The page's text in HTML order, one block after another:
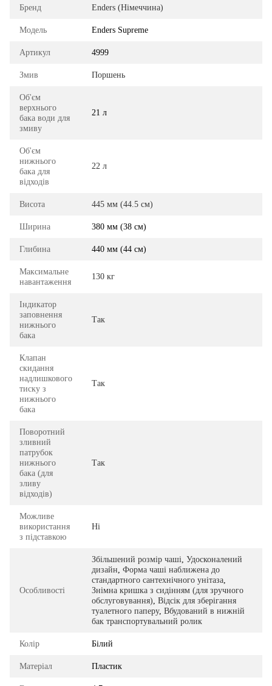
Бренд Enders (Німеччина)
Модель Enders Supreme
Артикул 4999
Змив Поршень
Об'єм
верхнього
бака води для
змиву
21 л
Об'єм
нижнього
бака для
відходів
22 л
Висота 445 мм (44.5 см)
Ширина 380 мм (38 см)
Глибина 440 мм (44 см)
Максимальне
навантаження
130 кг
Індикатор
заповнення
нижнього
бака
Так
Клапан
скидання
надлишкового
тиску з
нижнього
бака
Так
Поворотний
зливний
патрубок
нижнього
бака (для
зливу
відходів)
Так
Можливе
використання
з підставкою
Ні
Особливості
Збільшений розмір чаші Удосконалений
дизайн Форма чаші наближена до
стандартного сантехнічного унітаза
Знімна кришка з сидінням (для зручного
обслуговування) Відсік для зберігання
туалетного паперу, Вбудований в нижній
бак транспортувальний ролик
Колір Білий
Матеріал Пластик